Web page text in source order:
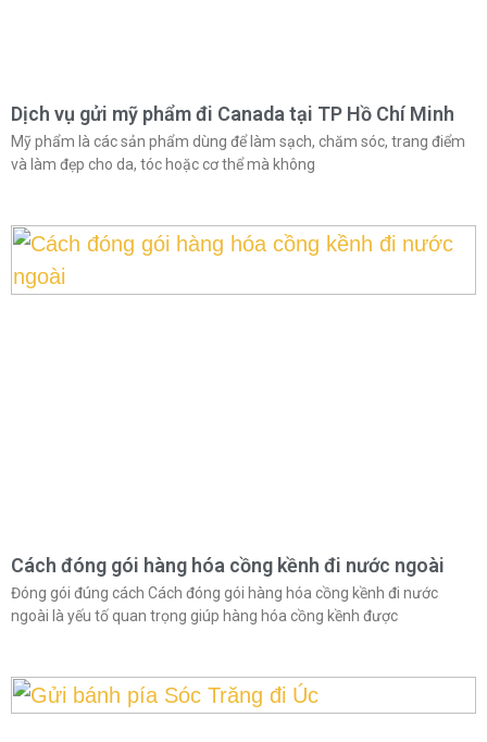
Dịch vụ gửi mỹ phẩm đi Canada tại TP Hồ Chí Minh
Mỹ phẩm là các sản phẩm dùng để làm sạch, chăm sóc, trang điểm
và làm đẹp cho da, tóc hoặc cơ thể mà không
Cách đóng gói hàng hóa cồng kềnh đi nước ngoài
Đóng gói đúng cách Cách đóng gói hàng hóa cồng kềnh đi nước
ngoài là yếu tố quan trọng giúp hàng hóa cồng kềnh được